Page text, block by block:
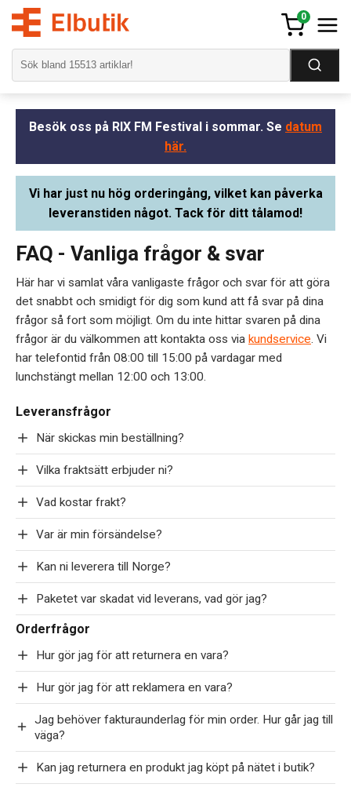
0
Besök oss på RIX FM Festival i sommar. Se datum
här.
Vi har just nu hög orderingång, vilket kan påverka
leveranstiden något. Tack för ditt tålamod!
FAQ - Vanliga frågor & svar
Här har vi samlat våra vanligaste frågor och svar för att göra
det snabbt och smidigt för dig som kund att få svar på dina
frågor så fort som möjligt. Om du inte hittar svaren på dina
frågor är du välkommen att kontakta oss via kundservice . Vi
har telefontid från 08:00 till 15:00 på vardagar med
lunchstängt mellan 12:00 och 13:00.
Leveransfrågor
När skickas min beställning?
Vilka fraktsätt erbjuder ni?
Vad kostar frakt?
Var är min försändelse?
Kan ni leverera till Norge?
Paketet var skadat vid leverans, vad gör jag?
Orderfrågor
Hur gör jag för att returnera en vara?
Hur gör jag för att reklamera en vara?
Jag behöver fakturaunderlag för min order. Hur går jag till
väga?
Kan jag returnera en produkt jag köpt på nätet i butik?